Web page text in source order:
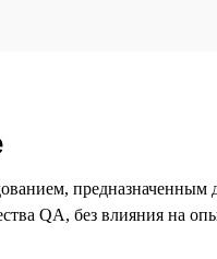
QA, без влияния на